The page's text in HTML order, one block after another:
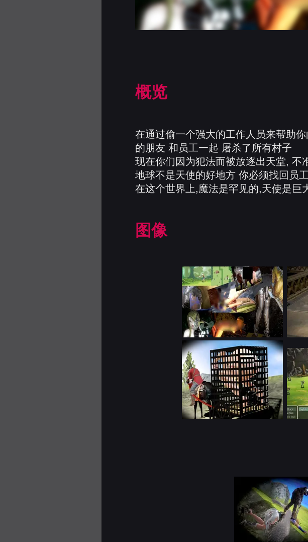
概览
在通过偷一个强大的工作人员来帮助
的朋友 和员工一起 屠杀了所有村子
现在你们因为犯法而被放逐出天堂, 不
地球不是天使的好地方 你必须找回员
在这个世界上,魔法是罕见的,天使是巨
图像